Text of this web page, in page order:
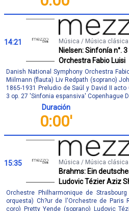
14:21 Música / Música clásica
Nielsen: Sinfonía n°.
Orchestra Fabio Luisi
Danish National Symphony Orchestra
Miilmann (flauta) Liv Redpath (soprano)
1865-1931 Preludio de Saúl y David II
3 op. 27 'Sinfonia espansiva' Copenhague
Duración
0:00'
15:35 Música / Música clásica
Brahms: Ein
Ludovic Tézier Aziz
Orchestre Philharmonique de
orquesta) Ch?ur de l'Orchestre de Paris
coro) Pretty Yende (soprano) Ludovic